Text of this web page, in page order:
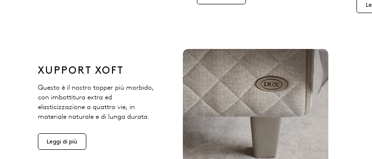
XUPPORT XOFT
Questo è il nostro topper più morbido,
con imbottitura extra ed
elasticizzazione a quattro vie, in
materiale naturale e di lunga durata.
Leggi di più